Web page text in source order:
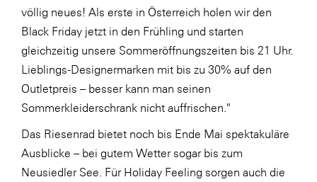
Somfy
Sony DADC
SPIEGLTEC
STIHL Tirol
Trend Micro
TAG GmbH
VALETTA
völlig neues! Als erste in Österreich holen wir den
Black Friday jetzt in den Frühling und starten
gleichzeitig unsere Sommeröffnungszeiten bis 21 Uhr.
Lieblings-Designermarken mit bis zu 30% auf den
Outletpreis – besser kann man seinen
Sommerkleiderschrank nicht auffrischen."
Das Riesenrad bietet noch bis Ende Mai spektakuläre
Ausblicke – bei gutem Wetter sogar bis zum
Neusiedler See. Für Holiday Feeling sorgen auch die